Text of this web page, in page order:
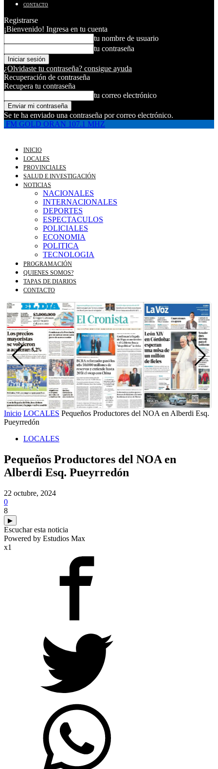
CONTACTO
Registrarse
¡Bienvenido! Ingresa en tu cuenta
tu nombre de usuario
tu contraseña
¿Olvidaste tu contraseña? consigue ayuda
Recuperación de contraseña
Recupera tu contraseña
tu correo electrónico
Se te ha enviado una contraseña por correo electrónico.
FM GOLD ORAN 107.1 MHZ
INICIO
LOCALES
PROVINCIALES
SALUD E INVESTIGACIÓN
NOTICIAS
NACIONALES
INTERNACIONALES
DEPORTES
ESPECTACULOS
POLICIALES
ECONOMIA
POLITICA
TECNOLOGIA
PROGRAMACIÓN
QUIENES SOMOS?
TAPAS DE DIARIOS
CONTACTO
Inicio LOCALES Pequeños Productores del NOA en Alberdi Esq.
Pueyrredón
LOCALES
Pequeños Productores del NOA en
Alberdi Esq. Pueyrredón
22 octubre, 2024
0
8
▶
Escuchar esta noticia
Powered by Estudios Max
x1